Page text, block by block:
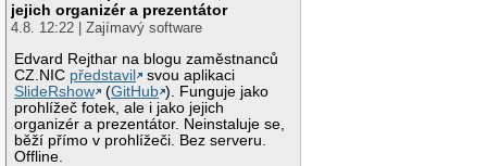
jejich organizér a prezentátor
4.8. 12:22 | Zajímavý software
Edvard Rejthar na blogu zaměstnanců
CZ.NIC představil
svou aplikaci
SlideRshow
(GitHub ). Funguje jako
prohlížeč fotek, ale i jako jejich
organizér a prezentátor. Neinstaluje se,
běží přímo v prohlížeči. Bez serveru.
Offline.